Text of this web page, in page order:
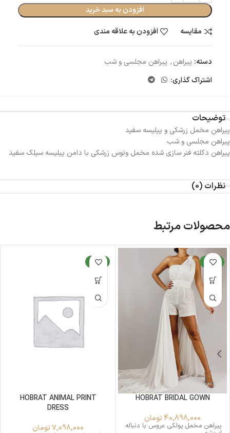
افزودن به سبد خرید
مقایسه
افزودن به علاقه مندی
دسته: پیراهن, پیراهن مجلسی و شب
اشتراک گذاری:
توضیحات
پیراهن مخمل زرشکی و پیلیسه سفید
پیراهن مجلسی و شب
پیراهن دکلته فنر سازی شده مخمل ونوس زرشکی با دامن پیلیسه سیلک سفید
نظرات (0)
محصولات مرتبط
جدید
HOBRAT BRIDAL GOWN
40,898,000 تومان
پیراهن مخمل پولکی عروس با دنباله
جدید
HOBRAT ANIMAL PRINT
DRESS
7,098,000تومان